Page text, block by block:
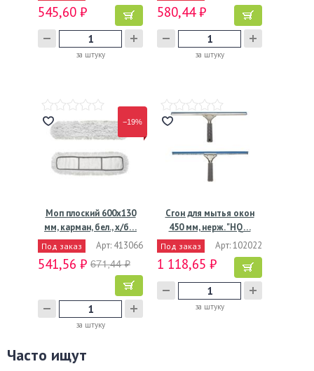
545,60 ₽
за штуку
580,44 ₽
за штуку
−19%
Моп плоский 600х130
мм, карман, бел., х/б…
Под заказ Арт: 413066
541,56 ₽ 671,44 ₽
за штуку
Сгон для мытья окон
450 мм, нерж. "HQ…
Под заказ Арт: 102022
1 118,65 ₽
за штуку
Часто ищут